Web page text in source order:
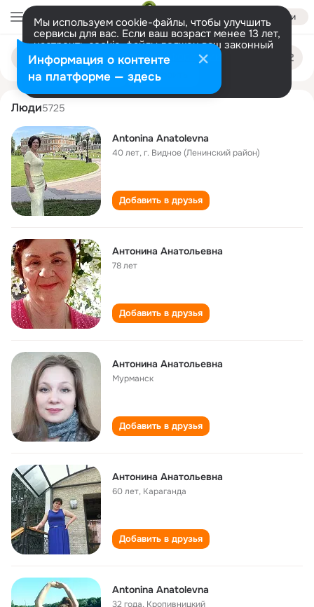
Войти
Мы используем cookie-файлы, чтобы улучшить
сервисы для вас. Если ваш возраст менее 13 лет,
настроить cookie-файлы должен ваш законный
представитель. Больше информации
Разрешить все Настроить
Поиск
людям
antonina anatolevna
Люди5725
Antonina Anatolevna
40 лет,г. Видное (Ленинский район)
Добавить в друзья
Антонина Анатольевна
78 лет
Добавить в друзья
Антонина Анатольевна
Мурманск
Добавить в друзья
Антонина Анатольевна
60 лет, Караганда
Добавить в друзья
Antonina Anatolevna
32 года, Кропивницкий
Информация о контенте
на платформе — здесь